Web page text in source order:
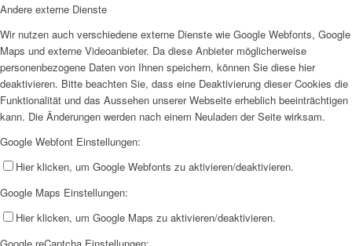
Andere externe Dienste
Wir nutzen auch verschiedene externe Dienste wie Google Webfonts, Google
Maps und externe Videoanbieter. Da diese Anbieter möglicherweise
personenbezogene Daten von Ihnen speichern, können Sie diese hier
deaktivieren. Bitte beachten Sie, dass eine Deaktivierung dieser Cookies die
Funktionalität und das Aussehen unserer Webseite erheblich beeinträchtigen
kann. Die Änderungen werden nach einem Neuladen der Seite wirksam.
Google Webfont Einstellungen:
Hier klicken, um Google Webfonts zu aktivieren/deaktivieren.
Google Maps Einstellungen:
Hier klicken, um Google Maps zu aktivieren/deaktivieren.